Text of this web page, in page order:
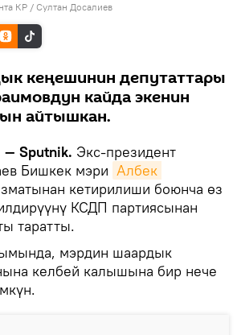
КР / Султан Досалиев
кеңешинин депутаттары
кайда экенин
айтышкан.
Sputnik. Экс-президент
Бишкек мэри Албек
кетирилиши боюнча өз
КСДП партиясынан
таратты.
мэрдин шаардык
келбей калышына бир нече